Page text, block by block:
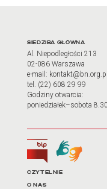
Adres
SIEDZIBA GŁÓWNA
Al. Niepodległości 213
02-086 Warszawa
e-mail: kontakt@bn.org.pl
tel. (22) 608 29 99
Godziny otwarcia:
poniedziałek–sobota
Biuletyn Informacji
Tłumacz języka
Linki do
CZYTELNIE
O NAS